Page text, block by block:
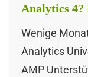
Analytics 4?
Wenige
Analytics
AMP